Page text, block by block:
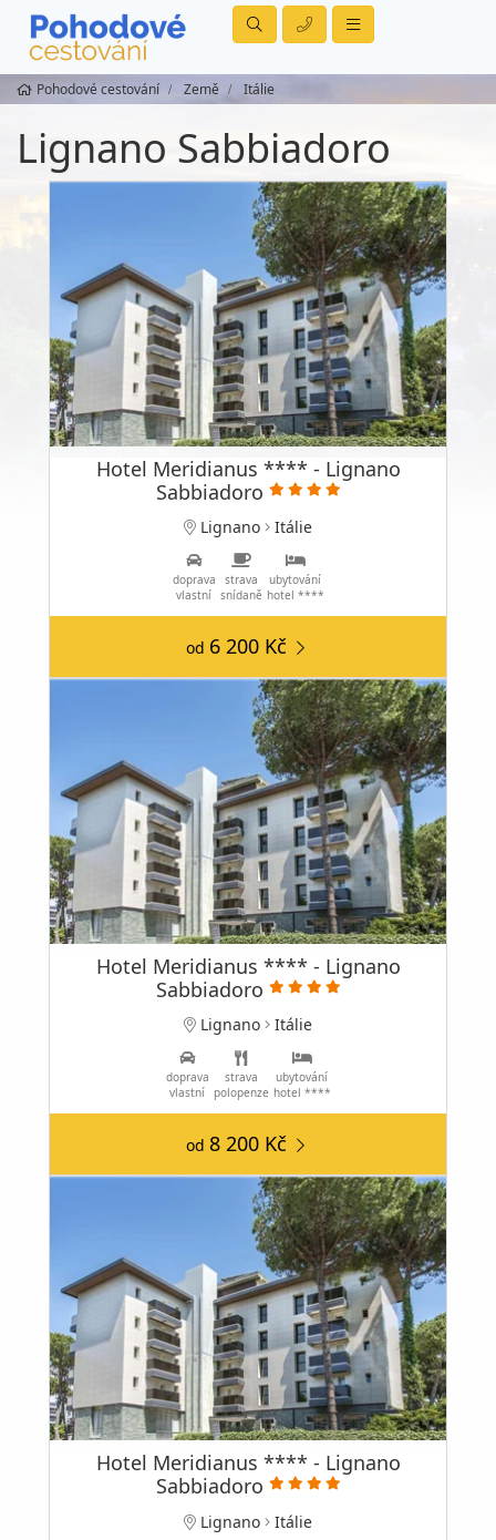
Pohodové cestování Země Itálie
Lignano Sabbiadoro
Hotel Meridianus **** - Lignano
Sabbiadoro
Lignano Itálie
doprava
vlastní
strava
snídaně
ubytování
hotel ****
od 6 200 Kč
Hotel Meridianus **** - Lignano
Sabbiadoro
Lignano Itálie
doprava
vlastní
strava
polopenze
ubytování
hotel ****
od 8 200 Kč
Hotel Meridianus **** - Lignano
Sabbiadoro
Lignano Itálie